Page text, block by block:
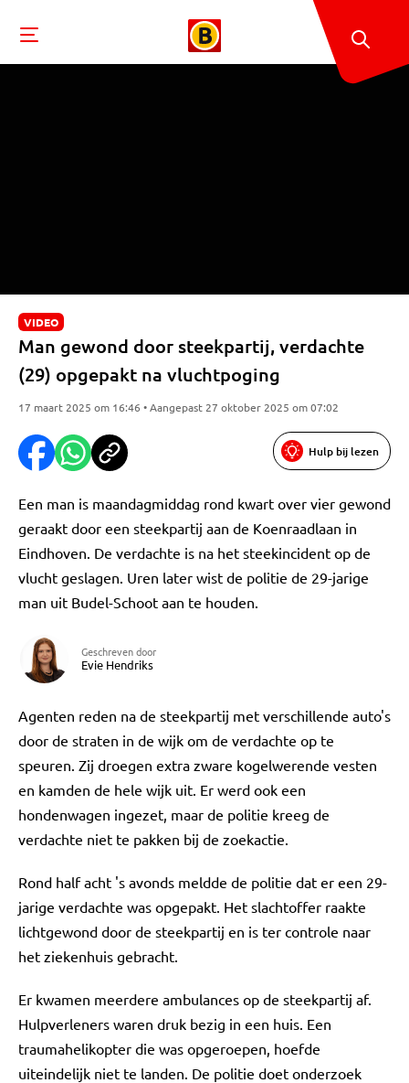
VIDEO
Man gewond door steekpartij, verdachte
(29) opgepakt na vluchtpoging
17 maart 2025 om 16:46 • Aangepast 27 oktober 2025 om 07:02
Hulp bij lezen
Een man is maandagmiddag rond kwart over vier gewond
geraakt door een steekpartij aan de Koenraadlaan in
Eindhoven. De verdachte is na het steekincident op de
vlucht geslagen. Uren later wist de politie de 29-jarige
man uit Budel-Schoot aan te houden.
Geschreven door
Evie Hendriks
Agenten reden na de steekpartij met verschillende auto's
door de straten in de wijk om de verdachte op te
speuren. Zij droegen extra zware kogelwerende vesten
en kamden de hele wijk uit. Er werd ook een
hondenwagen ingezet, maar de politie kreeg de
verdachte niet te pakken bij de zoekactie.
Rond half acht 's avonds meldde de politie dat er een 29-
jarige verdachte was opgepakt. Het slachtoffer raakte
lichtgewond door de steekpartij en is ter controle naar
het ziekenhuis gebracht.
Er kwamen meerdere ambulances op de steekpartij af.
Hulpverleners waren druk bezig in een huis. Een
traumahelikopter die was opgeroepen, hoefde
uiteindelijk niet te landen. De politie doet onderzoek